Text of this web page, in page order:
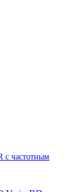
с частотным